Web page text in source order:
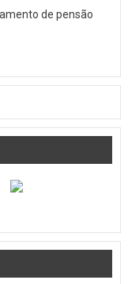
de pensão